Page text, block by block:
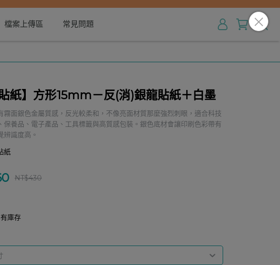
檔案上傳區 常見問題
貼紙】方形15mm－反(消)銀龍貼紙＋白墨
霧面銀色金屬質感，反光較柔和，不像亮面材質那麼強烈刺眼，適合科技
保養品、電子產品、工具標籤與高質感包裝。銀色底材會讓印刷色彩帶有
辨識度高。
紙
NT$430
庫存